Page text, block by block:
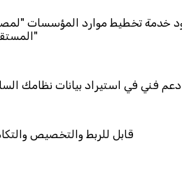
معتمد كمزود خدمة تخطيط موارد
دعم فني في استيراد
قابل للربط